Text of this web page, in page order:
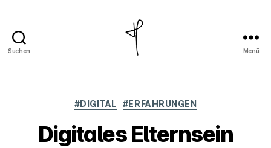
Suchen Menü
Kategorien
#DIGITAL #ERFAHRUNGEN
Digitales Elternsein